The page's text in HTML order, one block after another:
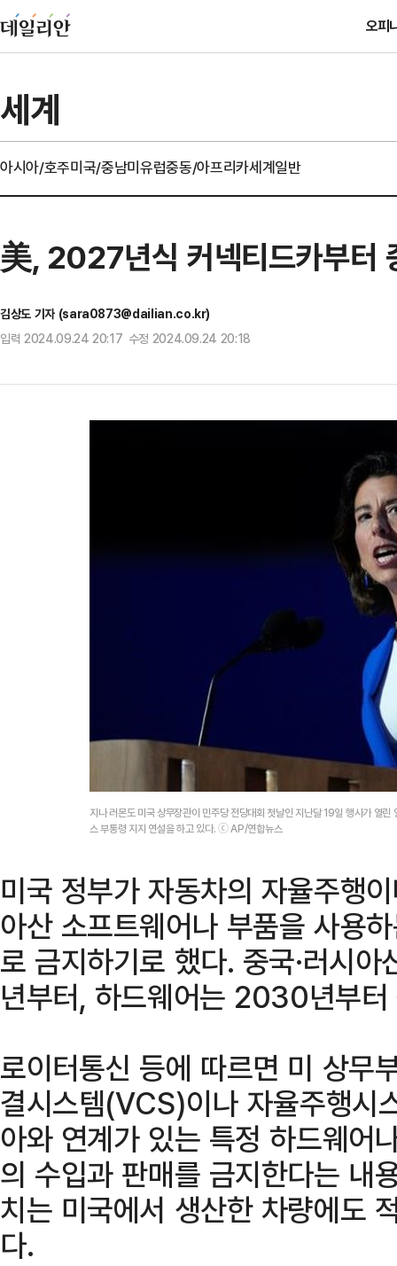
오피
세계
아시아/호주미국/중남미유럽중동/아프리카세계일반
美, 2027년식 커넥티드카부터
김상도 기자 (sara0873@dailian.co.kr)
입력 2024.09.24 20:17 수정 2024.09.24 20:18
지나 러몬도 미국 상무장관이 민주당 전당대회 첫날인 지난달 19일 행사가 열
스 부통령 지지 연설을 하고 있다. ⓒ AP/연합뉴스
미국 정부가 자동차의 자율주행
아산 소프트웨어나 부품을 사용
로 금지하기로 했다. 중국·러시
년부터, 하드웨어는 2030년부터
로이터통신 등에 따르면 미 상무
결시스템(VCS)이나 자율주행시
아와 연계가 있는 특정 하드웨어
의 수입과 판매를 금지한다는 내
치는 미국에서 생산한 차량에도
다.